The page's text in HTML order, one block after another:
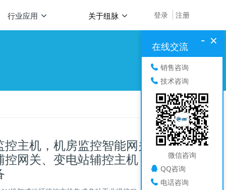
登录 注册
行业应用 关于纽脉
控主机，机房监控智能网关，配
控网关、变电站辅控主机，IED智
×
-
在线交流
销售咨询
技术咨询
微信咨询
QQ咨询
电话咨询